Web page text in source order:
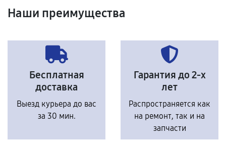
Наши преимущества
Бесплатная
доставка
Выезд курьера до вас
за 30 мин.
Гарантия до 2-х
лет
Распространяется как
на ремонт, так и на
запчасти